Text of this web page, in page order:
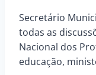
Secretário
todas as
Nacional dos
educação,